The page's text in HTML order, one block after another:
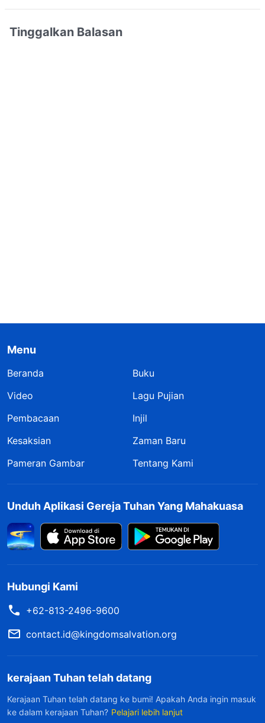
Tinggalkan Balasan
Menu
Beranda
Buku
Video
Lagu Pujian
Pembacaan
Injil
Kesaksian
Zaman Baru
Pameran Gambar
Tentang Kami
Unduh Aplikasi Gereja Tuhan Yang Mahakuasa
Hubungi Kami
+62-813-2496-9600
contact.id@kingdomsalvation.org
kerajaan Tuhan telah datang
Kerajaan Tuhan telah datang ke bumi! Apakah Anda ingin masuk
ke dalam kerajaan Tuhan? Pelajari lebih lanjut